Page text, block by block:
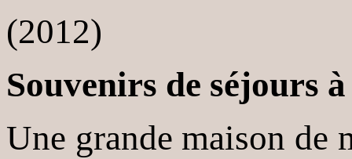
(2012)
Souvenirs de séjours
Une grande maison de